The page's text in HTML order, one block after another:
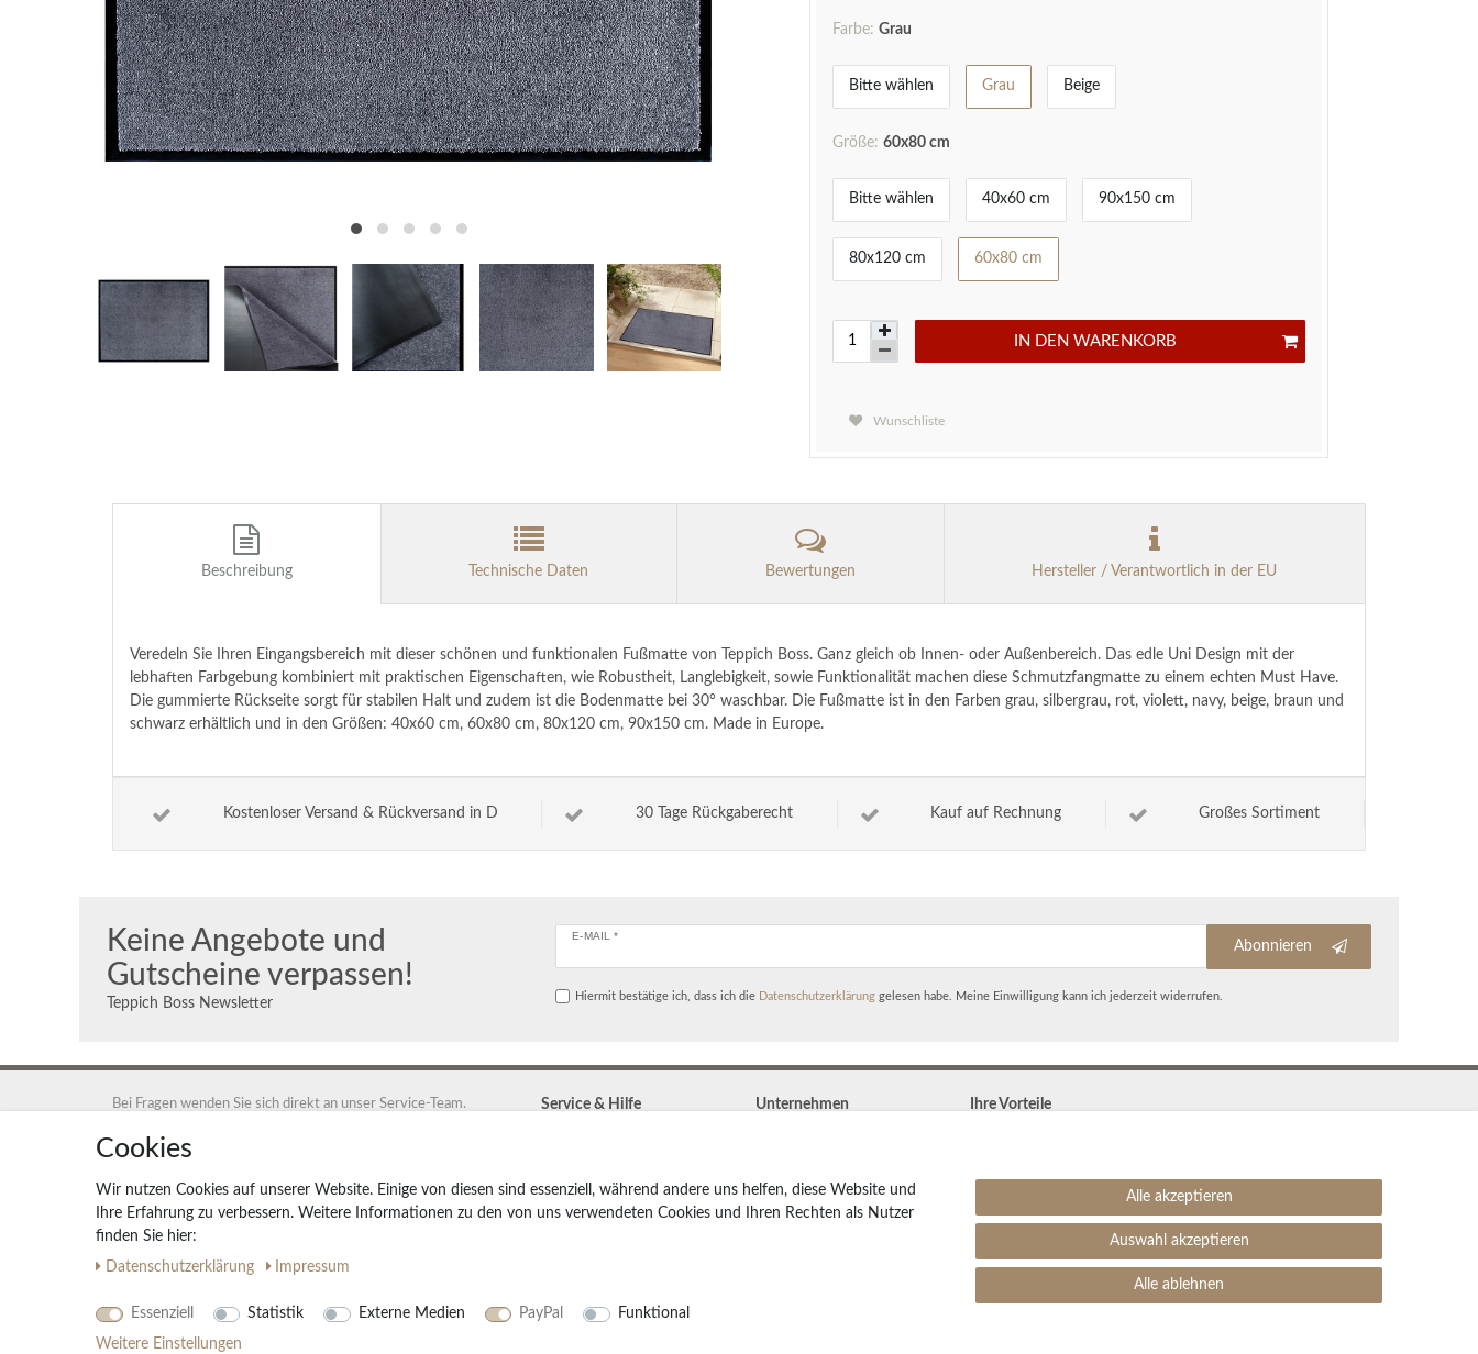
Farbe: Grau
Bitte wählen Grau Beige
Größe: 60x80 cm
Bitte wählen 40x60 cm 90x150 cm
80x120 cm 60x80 cm
IN DEN WARENKORB
Wunschliste
Beschreibung Technische Daten Bewertungen Hersteller / Verantwortlich in der EU
Veredeln Sie Ihren Eingangsbereich mit dieser schönen und funktionalen Fußmatte von Teppich Boss. Ganz gleich ob Innen- oder Außenbereich. Das edle Uni Design mit der
lebhaften Farbgebung kombiniert mit praktischen Eigenschaften, wie Robustheit, Langlebigkeit, sowie Funktionalität machen diese Schmutzfangmatte zu einem echten Must Have.
Die gummierte Rückseite sorgt für stabilen Halt und zudem ist die Bodenmatte bei 30° waschbar. Die Fußmatte ist in den Farben grau, silbergrau, rot, violett, navy, beige, braun und
schwarz erhältlich und in den Größen: 40x60 cm, 60x80 cm, 80x120 cm, 90x150 cm. Made in Europe.
Kostenloser Versand & Rückversand in D 30 Tage Rückgaberecht Kauf auf Rechnung Großes Sortiment
Keine Angebote und
Gutscheine verpassen!
Teppich Boss Newsletter
E-MAIL *
Abonnieren
Hiermit bestätige ich, dass ich die Daten­schutz­erklärunggelesen habe. Meine Einwilligung kann ich jederzeit widerrufen.
Bei Fragen wenden Sie sich direkt an unser Service-Team.
+49 40 88 35 12 95
service@teppich-boss.de
Teppich Boss GmbH, 20259 Hamburg, Teppich Boss GmbH
Service & Hilfe
Teppich Lexikon
Pflegetipps
Unternehmen
Impressum
Ihre Vorteile
Kauf auf Rechnung
Einfache Auftragsverfolgung
Cookies
Wir nutzen Cookies auf unserer Website. Einige von diesen sind essenziell, während andere uns helfen, diese Website und
Ihre Erfahrung zu verbessern. Weitere Informationen zu den von uns verwendeten Cookies und Ihren Rechten als Nutzer
finden Sie hier:
Daten­schutz­erklärung
Impressum
Essenziell Statistik Externe Medien PayPal
Funktional
Weitere Einstellungen
Alle akzeptieren
Auswahl akzeptieren
Alle ablehnen
bei: ebay.de,